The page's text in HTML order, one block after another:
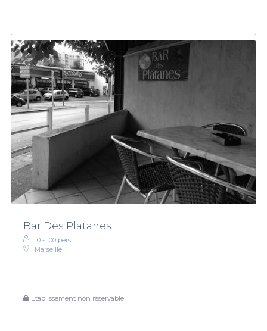
Bar Des Platanes
10 - 100 pers.
Marseille
Établissement non réservable